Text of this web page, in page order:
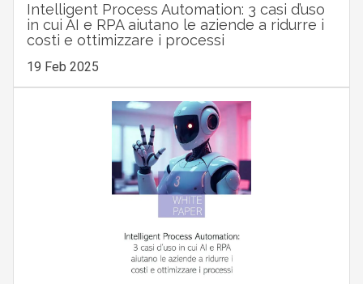
Intelligent Process Automation: 3 casi d’uso
in cui AI e RPA aiutano le aziende a ridurre i
costi e ottimizzare i processi
19 Feb 2025